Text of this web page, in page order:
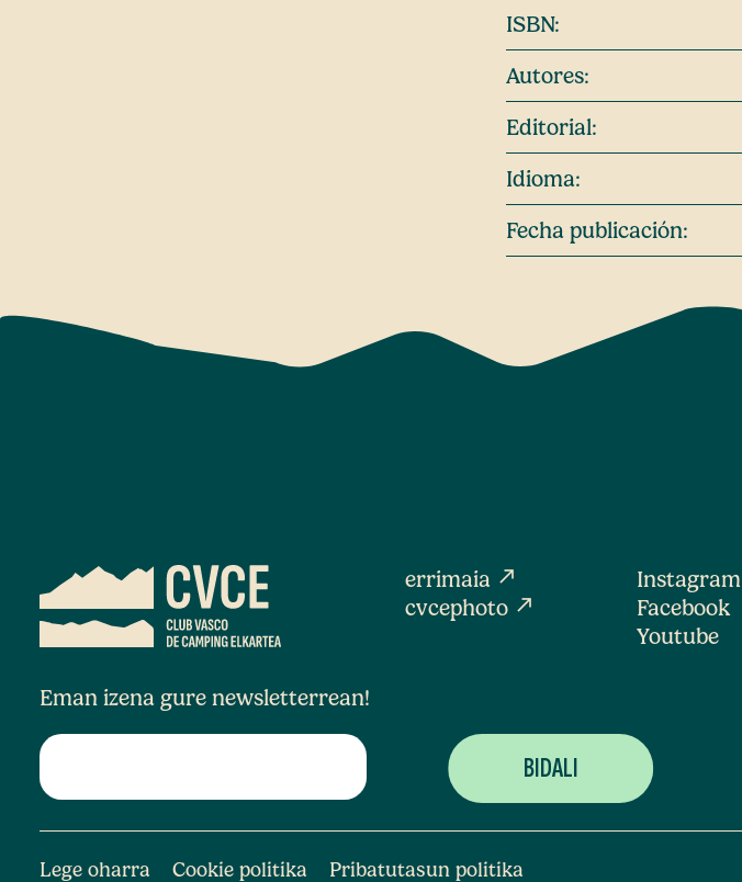
ISBN:
Autores:
Editorial:
Idioma:
Fecha publicación:
errimaia north_east
cvcephoto north_east
Instagram
Facebook
Youtube
Eman izena gure newsletterrean!
Lege oharra Cookie politika Pribatutasun politika